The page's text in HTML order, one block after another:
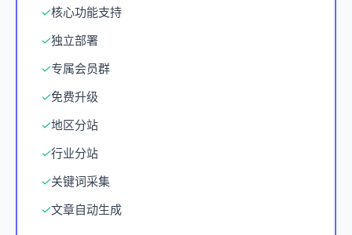
✓核心功能支持
✓独立部署
✓专属会员群
✓免费升级
✓地区分站
✓行业分站
✓关键词采集
✓文章自动生成